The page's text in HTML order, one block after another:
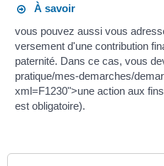
À savoir
vous pouvez aussi vous
versement d'une contribution
paternité. Dans ce cas, vous
pratique/mes-demarches/
xml=F1230">une action aux
est obligatoire).